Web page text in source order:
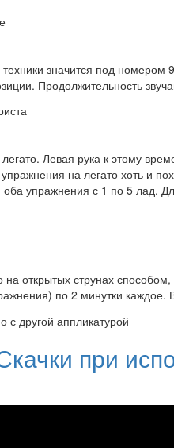
значится под номером
Продолжительность
Левая рука к этому
на легато хоть и
упражнения с 1 по 5 лад.
открытых струнах
по 2 минутки каждое.
при